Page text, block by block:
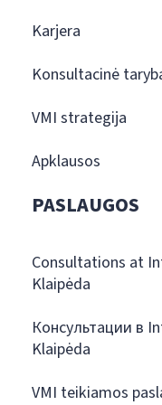
Karjera
Konsultacinė
VMI strategija
Apklausos
PASLAUGOS
Consultations at
Klaipėda
Консультации в
Klaipėda
VMI teikiamos